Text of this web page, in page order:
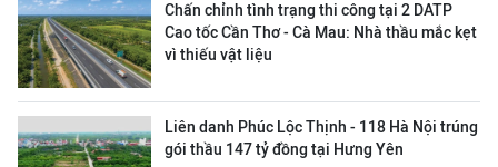
Chấn chỉnh tình trạng thi công tại 2 DATP
Cao tốc Cần Thơ - Cà Mau: Nhà thầu mắc kẹt
vì thiếu vật liệu
Liên danh Phúc Lộc Thịnh - 118 Hà Nội trúng
gói thầu 147 tỷ đồng tại Hưng Yên